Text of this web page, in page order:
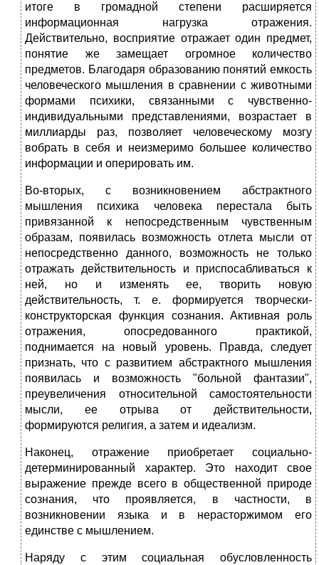
итоге в громадной степени расширяется
информационная нагрузка отражения.
Действительно, восприятие отражает один предмет,
понятие же замещает огромное количество
предметов. Благодаря образованию понятий емкость
человеческого мышления в сравнении с животными
формами психики, связанными с чувственно-
индивидуальными представлениями, возрастает в
миллиарды раз, позволяет человеческому мозгу
вобрать в себя и неизмеримо большее количество
информации и оперировать им.
Во-вторых, с возникновением абстрактного
мышления психика человека перестала быть
привязанной к непосредственным чувственным
образам, появилась возможность отлета мысли от
непосредственно данного, возможность не только
отражать действительность и приспосабливаться к
ней, но и изменять ее, творить новую
действительность, т. е. формируется творчески-
конструкторская функция сознания. Активная роль
отражения, опосредованного практикой,
поднимается на новый уровень. Правда, следует
признать, что с развитием абстрактного мышления
появилась и возможность "больной фантазии",
преувеличения относительной самостоятельности
мысли, ее отрыва от действительности,
формируются религия, а затем и идеализм.
Наконец, отражение приобретает социально-
детерминированный характер. Это находит свое
выражение прежде всего в общественной природе
сознания, что проявляется, в частности, в
возникновении языка и в нерасторжимом его
единстве с мышлением.
Наряду с этим социальная обусловленность